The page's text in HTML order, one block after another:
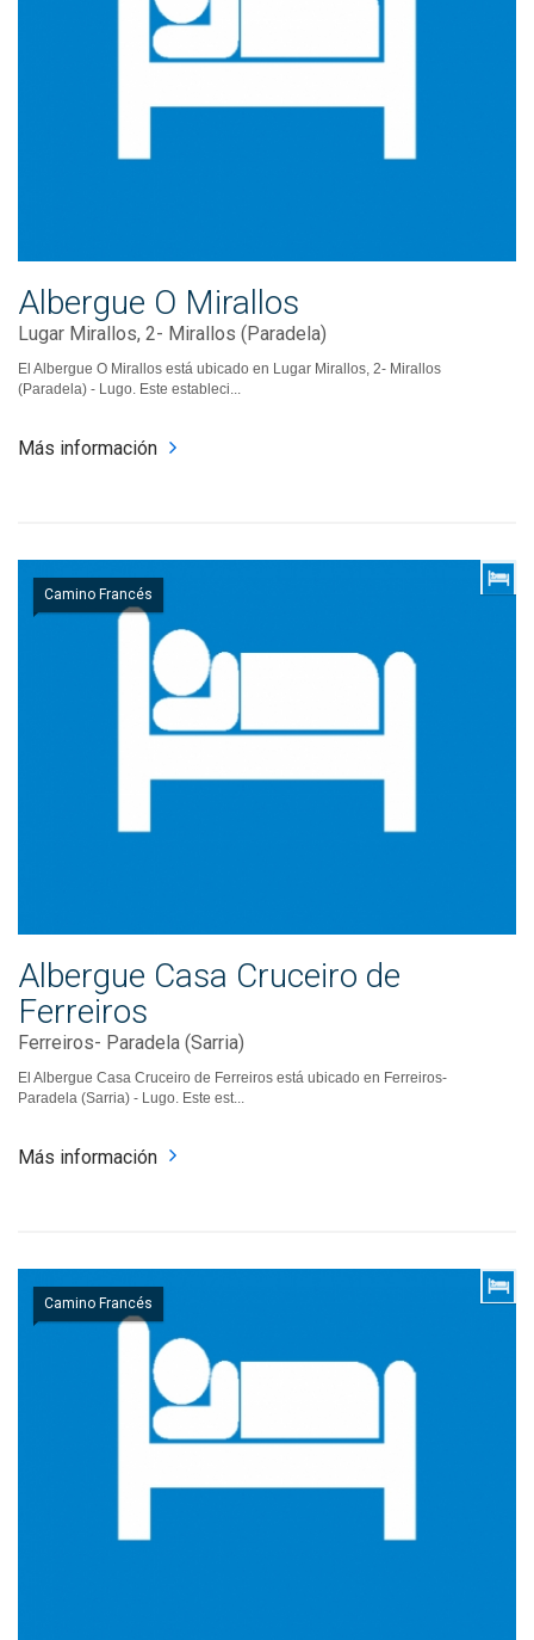
Albergue O Mirallos
Lugar Mirallos, 2- Mirallos (Paradela)
El Albergue O Mirallos está ubicado en Lugar Mirallos, 2- Mirallos
(Paradela) - Lugo. Este estableci...
Más información
Camino Francés
Albergue Casa Cruceiro de
Ferreiros
Ferreiros- Paradela (Sarria)
El Albergue Casa Cruceiro de Ferreiros está ubicado en Ferreiros-
Paradela (Sarria) - Lugo. Este est...
Más información
Camino Francés